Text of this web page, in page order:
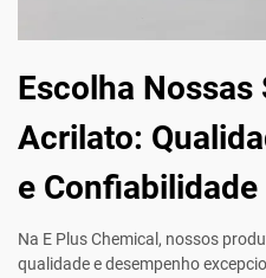
Escolha Nossas
Acrilato:
e Confiabilidade
Na E Plus Chemical, nossos
qualidade e desempenho